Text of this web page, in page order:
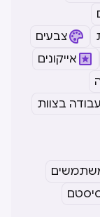
צבעים
אייקונים
עבודה בצוות
סיסטם